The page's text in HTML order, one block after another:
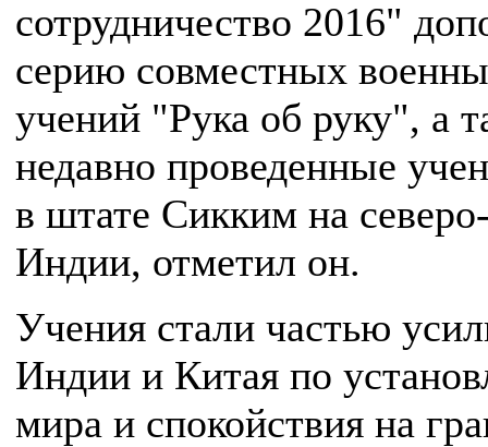
сотрудничество 2016"
серию совместных
учений "Рука об руку", а
недавно проведенные
в штате Сикким на
Индии, отметил он.
Учения стали частью
Индии и Китая по
мира и спокойствия на